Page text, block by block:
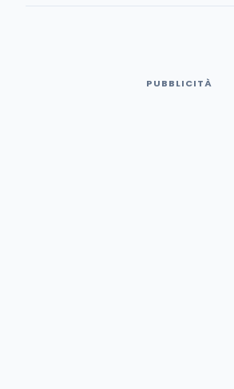
PUBBLICITÀ